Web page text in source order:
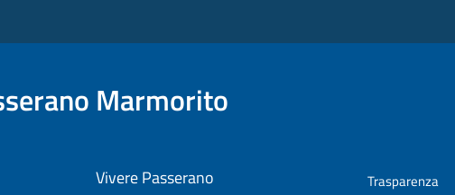
Marmorito
Vivere Passerano
Trasparenza